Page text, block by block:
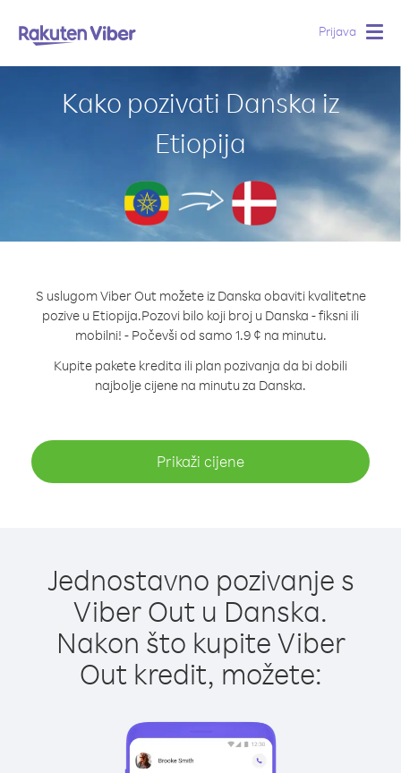
Prijava
Kako pozivati Danska iz
Etiopija
S uslugom Viber Out možete iz Danska obaviti kvalitetne
pozive u Etiopija.Pozovi bilo koji broj u Danska - fiksni ili
mobilni! - Počevši od samo 1.9 ¢ na minutu.
Kupite pakete kredita ili plan pozivanja da bi dobili
najbolje cijene na minutu za Danska.
Prikaži cijene
Jednostavno pozivanje s
Viber Out u Danska.
Nakon što kupite Viber
Out kredit, možete: